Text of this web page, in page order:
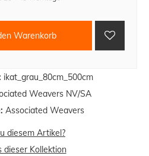
ikat_grau_80cm_500cm
Weavers NV/SA
Associated Weavers
Warenkorb
diesem Artikel?
dieser Kollektion